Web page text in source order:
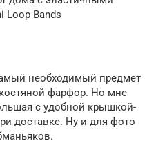
Loop Bands
необходимый предмет
фарфор. Но мне
с удобной крышкой-
доставке. Ну и для фото